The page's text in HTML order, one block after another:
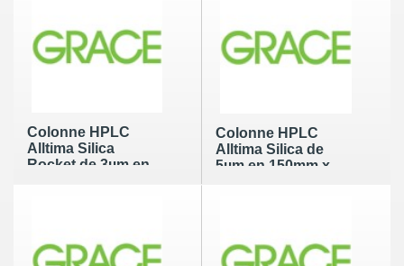
Colonne HPLC
Alltima Silica
Rocket de 3µm en
Colonne HPLC
Alltima Silica de
5µm en 150mm x